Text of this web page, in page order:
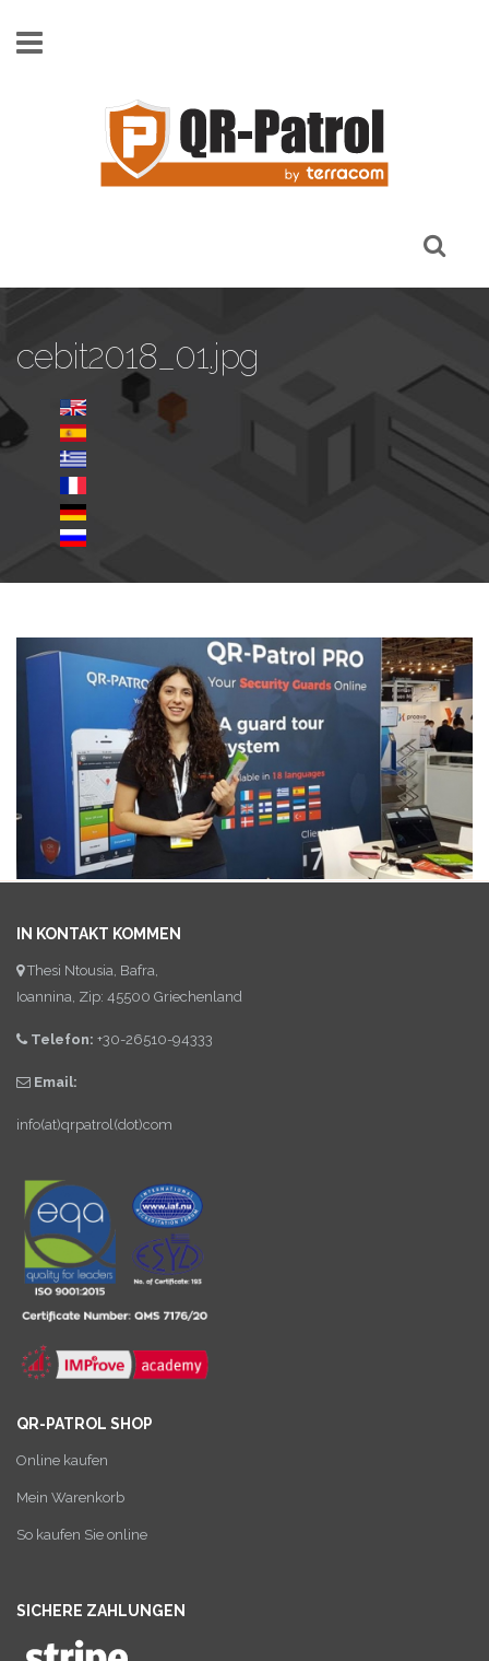
cebit2018_01.jpg
IN KONTAKT KOMMEN
Thesi Ntousia, Bafra,
Ioannina, Zip: 45500 Griechenland
Telefon: +30-26510-94333
Email:
info(at)qrpatrol(dot)com
QR-PATROL SHOP
Online kaufen
Mein Warenkorb
So kaufen Sie online
SICHERE ZAHLUNGEN